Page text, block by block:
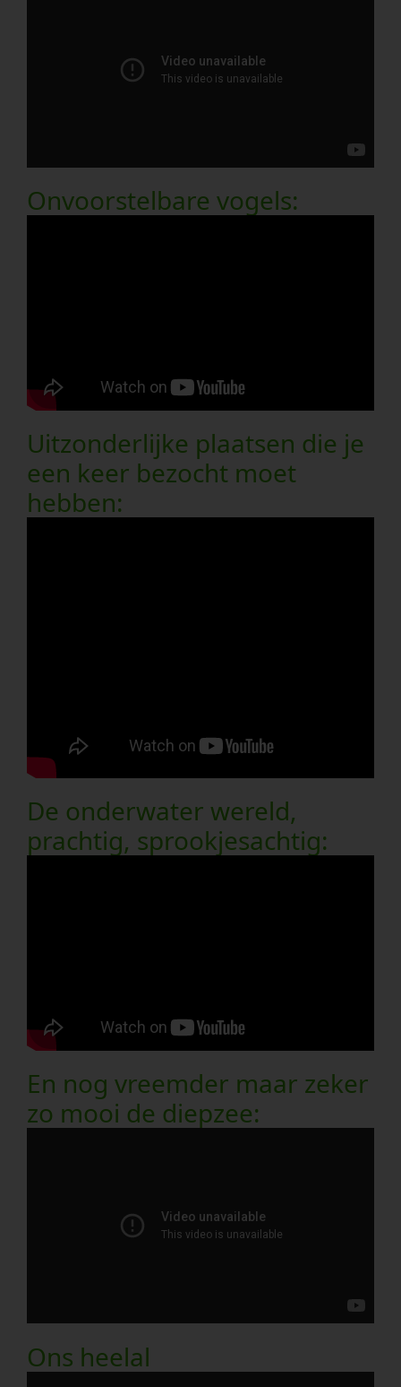
Onvoorstelbare vogels:
Uitzonderlijke plaatsen die je
een keer bezocht moet
hebben:
De onderwater wereld,
prachtig, sprookjesachtig:
En nog vreemder maar zeker
zo mooi de diepzee:
Ons heelal